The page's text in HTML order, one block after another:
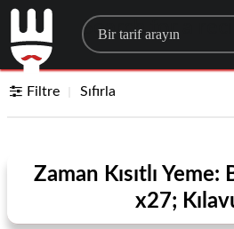
Search for a
Filtre Sıfırla
Zaman Kısıtlı Yeme:
x27;